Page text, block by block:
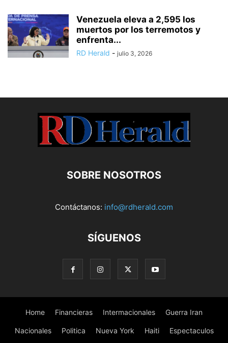
Venezuela eleva a 2,595 los
muertos por los terremotos y
enfrenta...
RD Herald - julio 3, 2026
SOBRE NOSOTROS
Contáctanos: info@rdherald.com
SÍGUENOS
Home Financieras Intermacionales Guerra Iran
Nacionales Politica Nueva York Haiti Espectaculos